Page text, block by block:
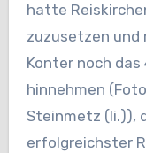
hatte
zuzusetzen und
Konter noch das
hinnehmen
Steinmetz (li.)),
erfolgreichster